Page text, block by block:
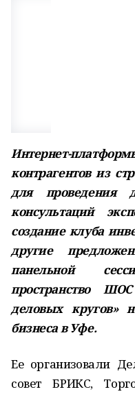
Интернет-
контрагентов из
для проведения
консультаций
создание клуба
другие
панельной
пространство
деловых кругов»
бизнеса в Уфе.
Ее организовали
совет БРИКС,